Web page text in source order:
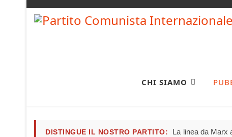
CHI SIAMO
DISTINGUE IL NOSTRO PARTITO:
La linea da Marx